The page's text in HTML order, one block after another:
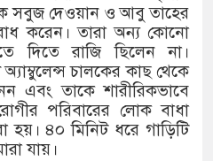
সবুজ দেওয়ান ও আবু তাহের
করেন। তারা অন্য কোনো
দিতে রাজি ছিলেন না।
চালকের কাছ থেকে
এবং তাকে শারীরিকভাবে
পরিবারের লোক বাধা
হয়। ৪০ মিনিট ধরে গাড়িটি
যায়।